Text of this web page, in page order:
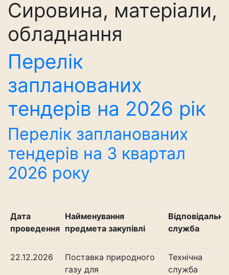
Сировина, матеріали,
обладнання
Перелік
запланованих
тендерів на 2026 рік
Перелік запланованих
тендерів на 3 квартал
2026 року
Дата
проведення
Найменування
предмета закупівлі
Відповідальна
служба
22.12.2026
Поставка природного
газу для
Технічна
служба